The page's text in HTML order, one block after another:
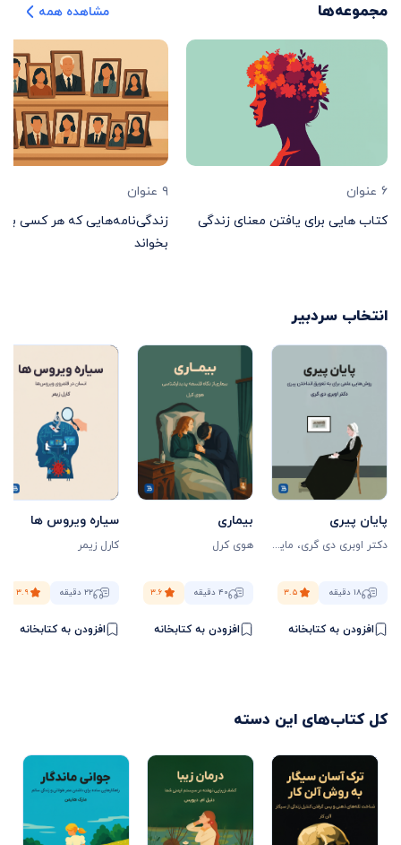
مجموعه‌ها مشاهده‌ همه
۶ عنوان
کتاب هایی برای یافتن معنای زندگی
۹ عنوان
زندگی‌نامه‌هایی که هر کسی
بخواند
انتخاب سردبیر
پایان پیری
دکتر اوبری دی گری، مایکل ری
۱۸ دقیقه ۳.۵
افزودن به کتابخانه
بیماری
هوی کرل
۴۰ دقیقه ۳.۶
افزودن به کتابخانه
سیاره ویروس ها
کارل زیمر
۲۲ دقیقه ۳.۹
افزودن به کتابخانه
کل کتاب‌های این دسته